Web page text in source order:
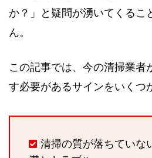
か？」と疑問が湧いてくるこ
ん。
この記事では、今の清掃業者
す必要があるサインをいくつ
清掃の質が落ちていな